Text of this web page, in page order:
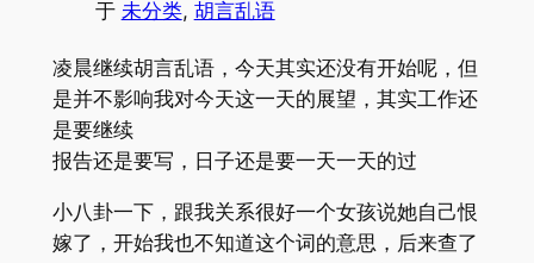
于 未分类, 胡言乱语
凌晨继续胡言乱语，今天其实还没有开始呢，但
是并不影响我对今天这一天的展望，其实工作还
是要继续
报告还是要写，日子还是要一天一天的过
小八卦一下，跟我关系很好一个女孩说她自己恨
嫁了，开始我也不知道这个词的意思，后来查了